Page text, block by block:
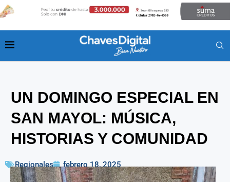
UN DOMINGO ESPECIAL EN
SAN MAYOL: MÚSICA,
HISTORIAS Y COMUNIDAD
Regionales febrero 18, 2025